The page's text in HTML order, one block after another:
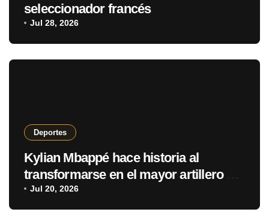
seleccionador francés
Jul 28, 2026
Deportes
Kylian Mbappé hace historia al
transformarse en el mayor artillero de
los mundiales
Jul 20, 2026